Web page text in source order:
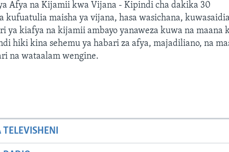
Afya na Kijamii kwa Vijana - Kipindi cha dakika 30
kufuatulia maisha ya vijana, hasa wasichana,
ya kiafya na kijamii ambayo yanaweza kuwa na maana
hiki kina sehemu ya habari za afya, majadiliano, na
na wataalam wengine.